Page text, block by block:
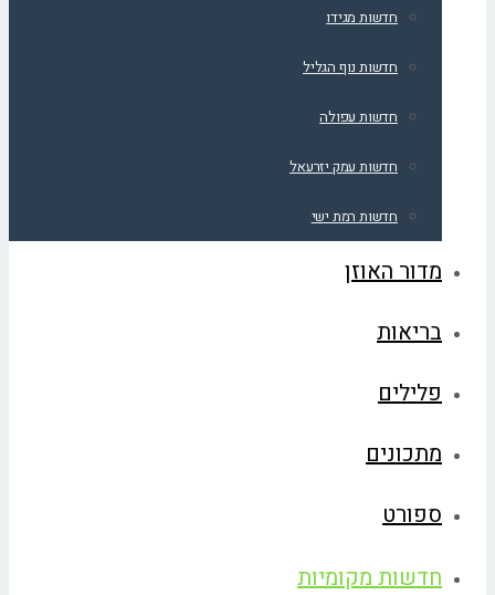
חדשות מגידו
חדשות נוף הגליל
חדשות עפולה
חדשות עמק יזרעאל
חדשות רמת ישי
מדור האוזן
בריאות
פלילים
מתכונים
ספורט
חדשות מקומיות